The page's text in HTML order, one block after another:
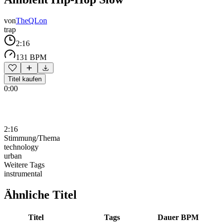
vonTheQLon
trap
2:16
131 BPM
Titel kaufen
0:00
2:16
Stimmung/Thema
technology
urban
Weitere Tags
instrumental
Ähnliche Titel
Titel Tags Dauer BPM